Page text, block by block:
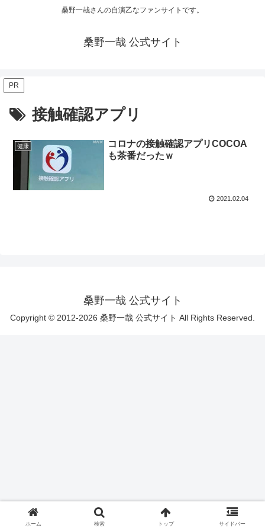
桑野一哉さんの自演乙なファンサイトです。
桑野一哉 公式サイト
PR
接触確認アプリ
健康
コロナの接触確認アプリCOCOA
も茶番だったｗ
2021.02.04
桑野一哉 公式サイト
Copyright © 2012-2026 桑野一哉 公式サイト All Rights Reserved.
ホーム 検索 トップ サイドバー